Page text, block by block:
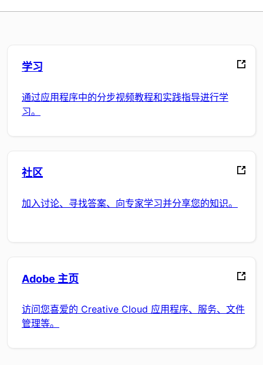
学习
通过应用程序中的分步视频教程和实践指导进行学
习。
社区
加入讨论、寻找答案、向专家学习并分享您的知识。
Adobe 主页
访问您喜爱的 Creative Cloud 应用程序、服务、文件
管理等。